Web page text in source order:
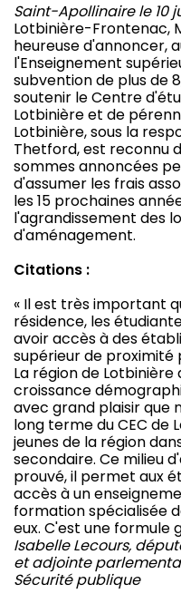
Saint-Apollinaire le 10
Lotbinière-Frontenac,
heureuse d'annoncer,
l'Enseignement
subvention de plus de
soutenir le Centre
Lotbinière et de
Lotbinière, sous la
Thetford, est reconnu
sommes annoncées
d'assumer les frais
les 15 prochaines
l'agrandissement des
d'aménagement.
Citations :
« Il est très important
résidence, les
avoir accès à des
supérieur de proximité
La région de
croissance
avec grand plaisir que
long terme du CEC de
jeunes de la région
secondaire. Ce milieu
prouvé, il permet aux
accès à un
formation spécialisée
eux. C'est une formule
Isabelle Lecours,
et adjointe
Sécurité publique